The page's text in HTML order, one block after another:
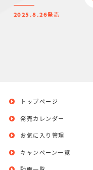
2025.8.26発売
トップページ
発売カレンダー
お気に入り管理
キャンペーン一覧